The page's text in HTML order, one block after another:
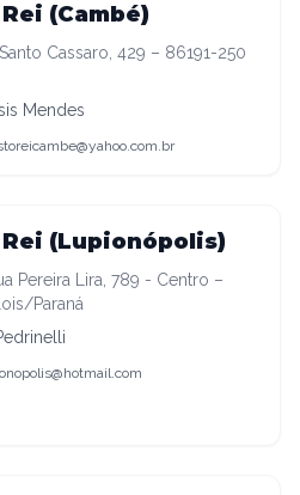
(Cambé)
Cassaro, 429 – 86191-250
Mendes
(Lupionópolis)
Pereira Lira, 789 - Centro –
Paraná